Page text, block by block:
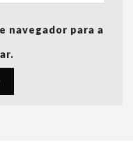
navegador para a